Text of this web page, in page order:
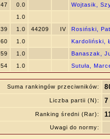
47 0.0
Wojtasik,
1.0
39 1.0 44209 IV
Rosiński,
60 1.0
Kardoliński,
59 1.0
Banaszak,
54 1.0 Sutuła,
Suma rankingów przeciwników:
Liczba partii (N): 7
Ranking średni (Rar):
Uwagi do normy: